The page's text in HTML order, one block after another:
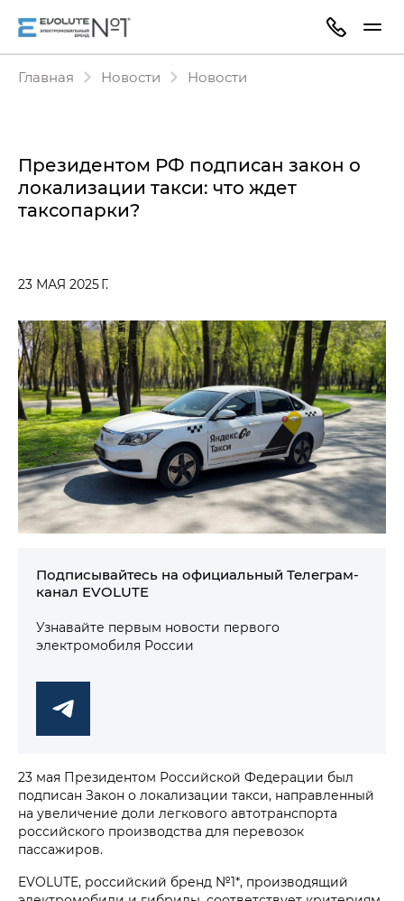
Главная Новости Новости
Президентом РФ подписан закон о
локализации такси: что ждет
таксопарки?
23 МАЯ 2025 Г.
Подписывайтесь на официальный Телеграм-
канал EVOLUTE
Узнавайте первым новости первого
электромобиля России
23 мая Президентом Российской Федерации был
подписан Закон о локализации такси, направленный
на увеличение доли легкового автотранспорта
российского производства для перевозок
пассажиров.
EVOLUTE, российский бренд №1*, производящий